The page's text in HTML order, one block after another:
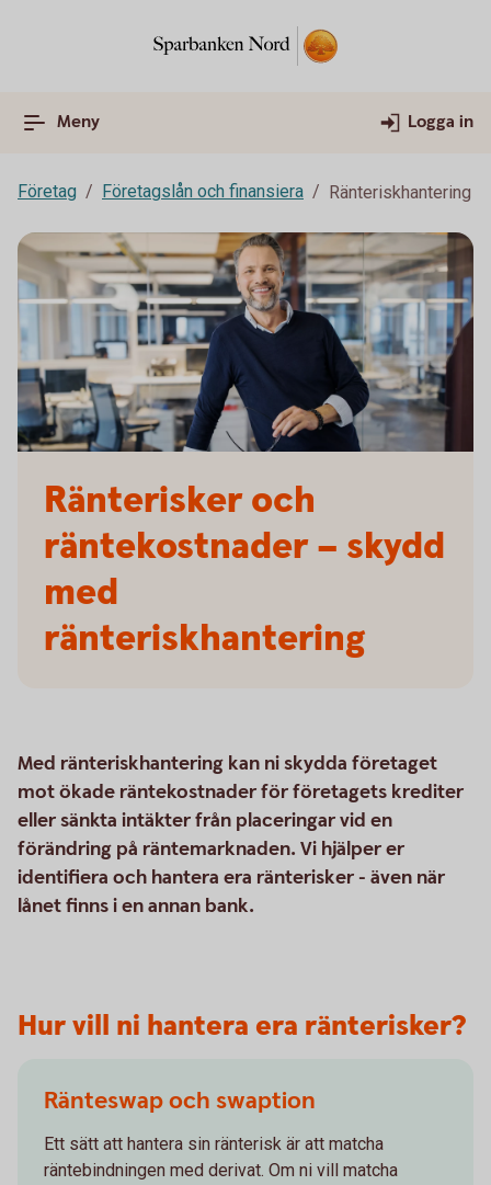
Meny Logga in
Företag Företagslån och finansiera Ränteriskhantering
Ränterisker och
räntekostnader – skydd
med
ränteriskhantering
Med ränteriskhantering kan ni skydda företaget
mot ökade räntekostnader för företagets krediter
eller sänkta intäkter från placeringar vid en
förändring på räntemarknaden. Vi hjälper er
identifiera och hantera era ränterisker - även när
lånet finns i en annan bank.
Hur vill ni hantera era ränterisker?
Ränteswap och swaption
Ett sätt att hantera sin ränterisk är att matcha
räntebindningen med derivat. Om ni vill matcha